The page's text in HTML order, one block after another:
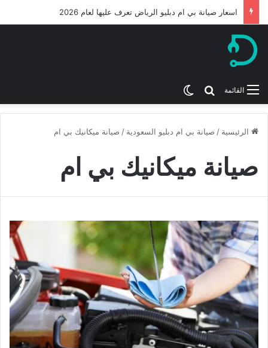
اسعار صيانة بي ام دبليو الرياض تعرف عليها لعام 2026
القائمة بحث عن
الرئيسية / صيانة بي ام دبليو السعودية / صيانة ميكانيك بي ام
صيانة ميكانيك بي ام